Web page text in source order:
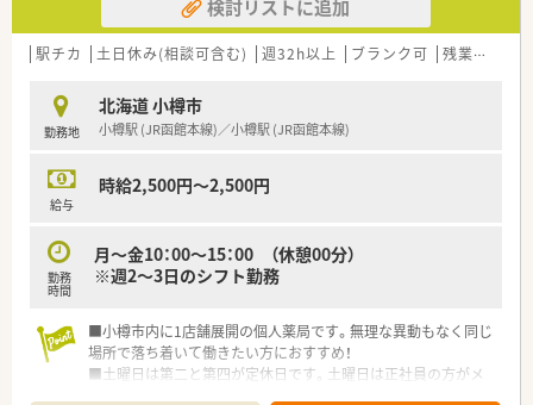
検討リストに追加
駅チカ 土日休み(相談可含む) 週32h以上 ブランク可 残業なし(ほぼなし含む)
勤務地
北海道 小樽市
小樽駅 (JR函館本線)／小樽駅 (JR函館本線)
給与
時給2,500円～2,500円
勤務
時間
月～金10：00～15：00 （休憩00分）
※週2～3日のシフト勤務
■小樽市内に1店舗展開の個人薬局です。無理な異動もなく同じ
場所で落ち着いて働きたい方におすすめ！
■土曜日は第二と第四が定休日です。土曜日は正社員の方がメ